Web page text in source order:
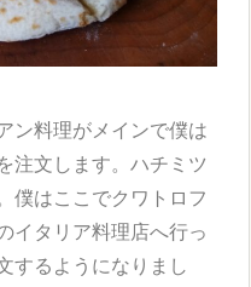
ン料理がメインで僕は
注文します。ハチミツ
僕はここでクワトロフ
イタリア料理店へ行っ
するようになりまし